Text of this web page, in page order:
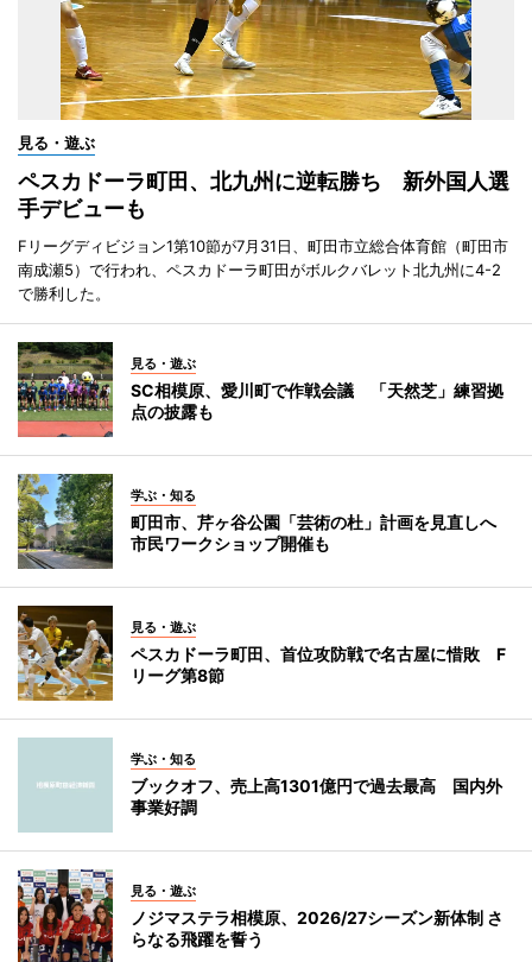
見る・遊ぶ
ペスカドーラ町田、北九州に逆転勝ち 新外国人選
手デビューも
Fリーグディビジョン1第10節が7月31日、町田市立総合体育館（町田市
南成瀬5）で行われ、ペスカドーラ町田がボルクバレット北九州に4-2
で勝利した。
見る・遊ぶ
SC相模原、愛川町で作戦会議 「天然芝」練習拠
点の披露も
学ぶ・知る
町田市、芹ヶ谷公園「芸術の杜」計画を見直しへ
市民ワークショップ開催も
見る・遊ぶ
ペスカドーラ町田、首位攻防戦で名古屋に惜敗 F
リーグ第8節
学ぶ・知る
ブックオフ、売上高1301億円で過去最高 国内外
事業好調
見る・遊ぶ
ノジマステラ相模原、2026/27シーズン新体制 さ
らなる飛躍を誓う